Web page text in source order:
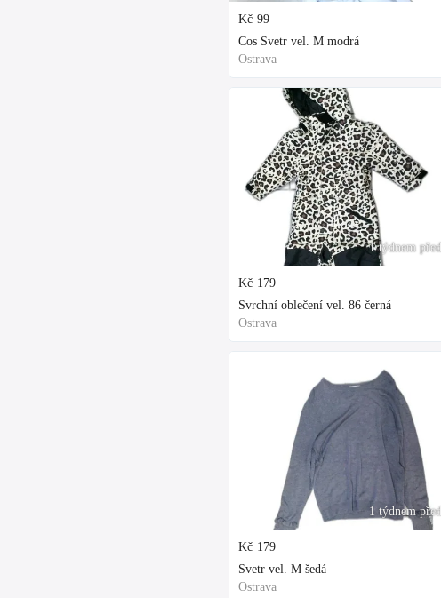
Kč 99
Cos Svetr vel. M modrá
Ostrava
1 týdnem před
Kč 179
Svrchní oblečení vel. 86 černá
Ostrava
1 týdnem před
Kč 179
Svetr vel. M šedá
Ostrava